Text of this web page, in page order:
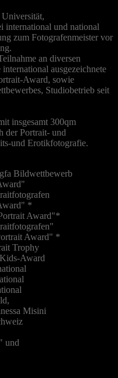
international und national
zum Fotografenmeister vor
an diversen
ausgezeichnete
Award, sowie
Studiobetrieb seit
insgesamt 300qm
der Portrait- und
und Erotikfotografie.
Bildwettbewerb
*
Award"*
Award" *
Trophy
Award
Misini
und